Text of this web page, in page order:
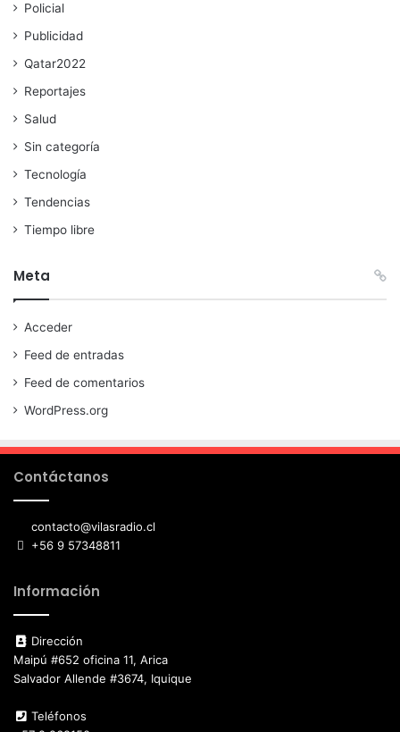
Policial
Publicidad
Qatar2022
Reportajes
Salud
Sin categoría
Tecnología
Tendencias
Tiempo libre
Meta
Acceder
Feed de entradas
Feed de comentarios
WordPress.org
Contáctanos
contacto@vilasradio.cl
+56 9 57348811
Información
Dirección
Maipú #652 oficina 11, Arica
Salvador Allende #3674, Iquique
Teléfonos